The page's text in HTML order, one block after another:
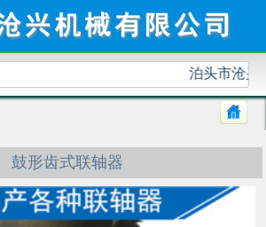
泊头市沧兴
鼓形齿式联轴器